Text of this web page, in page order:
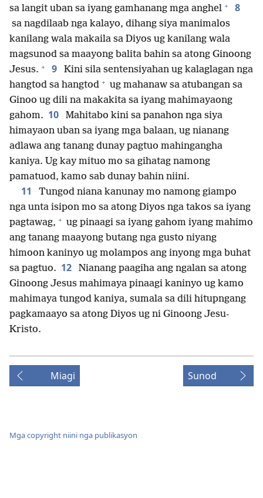
sa langit uban sa iyang gamhanang mga anghel + 8
sa nagdilaab nga kalayo, dihang siya manimalos
kanilang wala makaila sa Diyos ug kanilang wala
magsunod sa maayong balita bahin sa atong Ginoong
Jesus. + 9
Kini sila sentensiyahan ug kalaglagan nga
hangtod sa hangtod + ug mahanaw sa atubangan sa
Ginoo ug dili na makakita sa iyang mahimayaong
gahom. 10
Mahitabo kini sa panahon nga siya
himayaon uban sa iyang mga balaan, ug nianang
adlawa ang tanang dunay pagtuo mahingangha
kaniya. Ug kay mituo mo sa gihatag namong
pamatuod, kamo sab dunay bahin niini.
11
Tungod niana kanunay mo namong giampo
nga unta isipon mo sa atong Diyos nga takos sa iyang
pagtawag, + ug pinaagi sa iyang gahom iyang mahimo
ang tanang maayong butang nga gusto niyang
himoon kaninyo ug molampos ang inyong mga buhat
sa pagtuo. 12
Nianang paagiha ang ngalan sa atong
Ginoong Jesus mahimaya pinaagi kaninyo ug kamo
mahimaya tungod kaniya, sumala sa dili hitupngang
pagkamaayo sa atong Diyos ug ni Ginoong Jesu-
Kristo.
Miagi Sunod
Mga copyright niini nga publikasyon